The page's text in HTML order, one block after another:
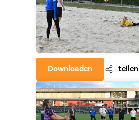
Downloaden teilen